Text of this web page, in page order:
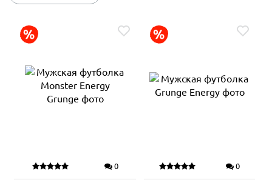
0 0